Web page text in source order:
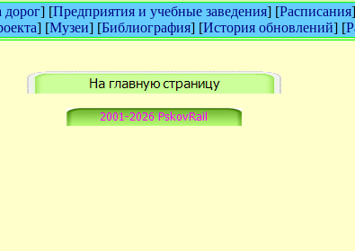
дорог] [Предприятия и учебные заведения] [Расписания
] [Музеи] [Библиография] [История обновлений] [